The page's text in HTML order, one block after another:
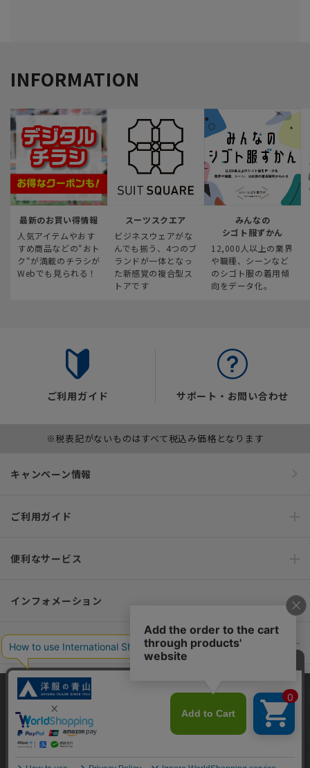
INFORMATION
最新のお買い得情報
人気アイテムやおす
すめ商品などの“おト
ク“が満載のチラシが
Webでも見られる！
スーツスクエア
ビジネスウェアがな
んでも揃う、4つのブ
ランドが一体となっ
た新感覚の複合型ス
トアです
みんなの
シゴト服ずかん
12,000人以上の業界
や職種、シーンなど
のシゴト服の着用傾
向をデータ化。
ご利用ガイド サポート・お問い合わせ
※税表記がないものはすべて税込み価格となります
キャンペーン情報
ご利用ガイド
便利なサービス
インフォメーション
おすすめコンテンツ
ポリシー・企業情報
オーダースーツなら SHITATE
当サイトでは、快適な閲覧体験とコンテンツ改善のためにCookieを使用
しています。閲覧を続けることで、Cookieの使用に同意したものとみな
します。詳細については